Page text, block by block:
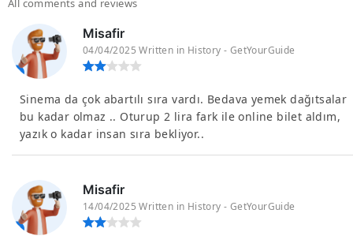
All comments and reviews
Misafir
04/04/2025 Written in History - GetYourGuide
Sinema da çok abartılı sıra vardı. Bedava yemek dağıtsalar
bu kadar olmaz .. Oturup 2 lira fark ile online bilet aldım,
yazık o kadar insan sıra bekliyor..
Misafir
14/04/2025 Written in History - GetYourGuide